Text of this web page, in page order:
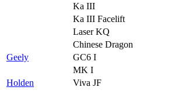
Ka III
Ka III Facelift
Laser KQ
Geely
Chinese Dragon
GC6 I
MK I
Holden
Viva JF